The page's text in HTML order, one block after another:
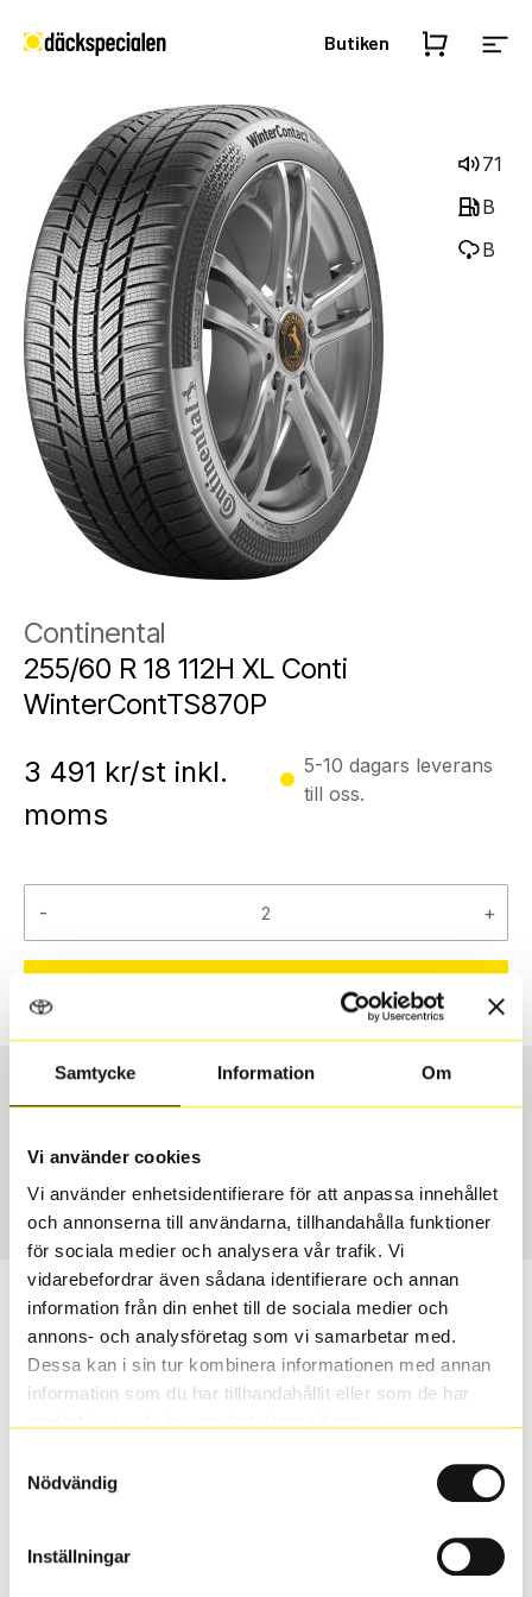
Samtycke Information Om
Vi använder cookies
Vi använder enhetsidentifierare för att anpassa innehållet
och annonserna till användarna, tillhandahålla funktioner
för sociala medier och analysera vår trafik. Vi
vidarebefordrar även sådana identifierare och annan
information från din enhet till de sociala medier och
annons- och analysföretag som vi samarbetar med.
Dessa kan i sin tur kombinera informationen med annan
information som du har tillhandahållit eller som de har
Nödvändig
Inställningar
Butiken
71
B
B
Continental
255/60 R 18 112H XL Conti
WinterContTS870P
3 491 kr/st inkl.
moms
5-10 dagars leverans
till oss.
- +
Däcktyp
Vinter
Däckstorlek
1545
Passar detta däck min bil?
Ange registreringsnummer för att se om det däck du
valt passar din bilmodell. Om du köper däck som skall
sättas på dina befintliga fälgar, se till att kolla en extra
Ibland kan fälgen ha bytts ut under årens lopp och
inte vara samma dimension som bilen hade ut från